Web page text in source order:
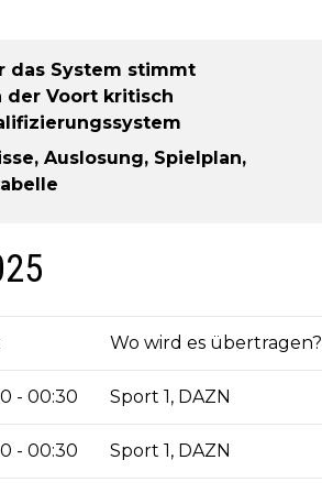
das System stimmt
der Voort kritisch
Auslosung, Spielplan,
Wo wird es übertragen?
- 00:30 Sport 1, DAZN
- 00:30 Sport 1, DAZN